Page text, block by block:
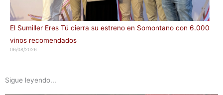
El Sumiller Eres Tú cierra su estreno en Somontano con 6.000
vinos recomendados
06/08/2026
Sigue leyendo...